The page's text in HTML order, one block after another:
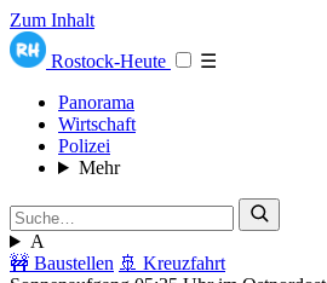
Zum Inhalt
Rostock-Heute
☰
Panorama
Wirtschaft
Polizei
Mehr
A
🚧 Baustellen 🚢 Kreuzfahrt